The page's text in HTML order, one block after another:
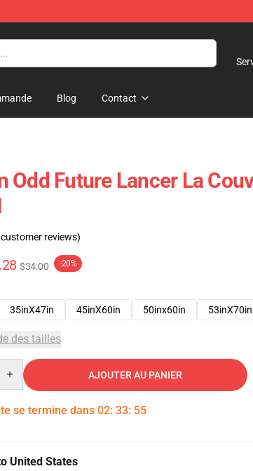
Blog Contact
Odd Future Lancer La
reviews)
$34.00 -20%
35inX47in 45inX60in 50inx60in 53inX70in
des tailles
AJOUTER AU PANIER
se termine dans 02: 33: 54
United States